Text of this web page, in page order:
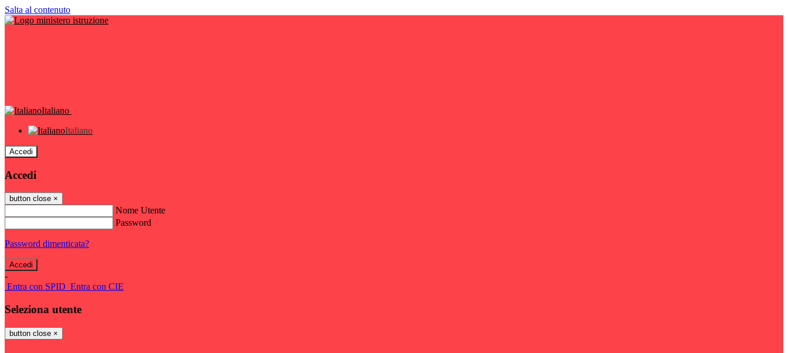
Salta al contenuto
Italiano
Italiano
Accedi
Accedi
button close ×
Nome Utente
Password
Password dimenticata?
-
Entra con SPID Entra con CIE
Seleziona utente
button close ×